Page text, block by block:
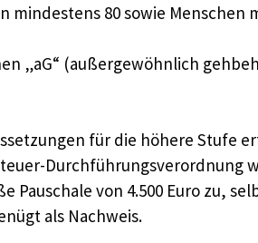
mindestens 80 sowie
„aG“ (außergewöhnlich
für die höhere Stufe
Durchführungsverordnung
von 4.500 Euro zu,
als Nachweis.